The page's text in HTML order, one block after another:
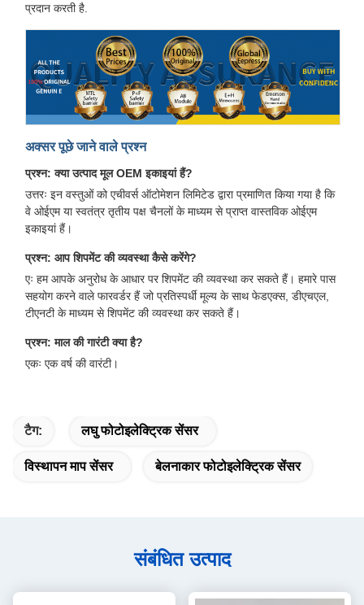
प्रदान करती है.
अक्सर पूछे जाने वाले प्रश्न
प्रश्न: क्या उत्पाद मूल OEM इकाइयां हैं?
उत्तरः इन वस्तुओं को एचीवर्स ऑटोमेशन लिमिटेड द्वारा प्रमाणित किया गया है कि
वे ओईएम या स्वतंत्र तृतीय पक्ष चैनलों के माध्यम से प्राप्त वास्तविक ओईएम
इकाइयां हैं।
प्रश्न: आप शिपमेंट की व्यवस्था कैसे करेंगे?
एः हम आपके अनुरोध के आधार पर शिपमेंट की व्यवस्था कर सकते हैं। हमारे पास
सहयोग करने वाले फारवर्डर हैं जो प्रतिस्पर्धी मूल्य के साथ फेडएक्स, डीएचएल,
टीएनटी के माध्यम से शिपमेंट की व्यवस्था कर सकते हैं।
प्रश्न: माल की गारंटी क्या है?
एकः एक वर्ष की वारंटी।
टैग: लघु फोटोइलेक्ट्रिक सेंसर
विस्थापन माप सेंसर बेलनाकार फोटोइलेक्ट्रिक सेंसर
संबंधित उत्पाद